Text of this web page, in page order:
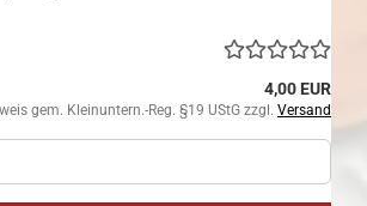
4,00 EUR
gem. Kleinuntern.-Reg. §19 UStG zzgl. Versand